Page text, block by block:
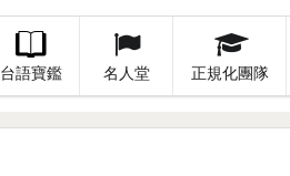
台語寶鑑 名人堂 正規化團隊